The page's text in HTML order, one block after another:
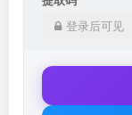
登录后可见